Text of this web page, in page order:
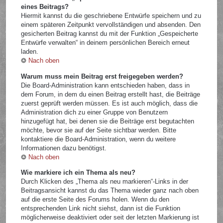
eines Beitrags?
Hiermit kannst du die geschriebene Entwürfe speichern und zu
einem späteren Zeitpunkt vervollständigen und absenden. Den
gesicherten Beitrag kannst du mit der Funktion „Gespeicherte
Entwürfe verwalten“ in deinem persönlichen Bereich erneut
laden.
Nach oben
Warum muss mein Beitrag erst freigegeben werden?
Die Board-Administration kann entschieden haben, dass in
dem Forum, in dem du einen Beitrag erstellt hast, die Beiträge
zuerst geprüft werden müssen. Es ist auch möglich, dass die
Administration dich zu einer Gruppe von Benutzern
hinzugefügt hat, bei denen sie die Beiträge erst begutachten
möchte, bevor sie auf der Seite sichtbar werden. Bitte
kontaktiere die Board-Administration, wenn du weitere
Informationen dazu benötigst.
Nach oben
Wie markiere ich ein Thema als neu?
Durch Klicken des „Thema als neu markieren“-Links in der
Beitragsansicht kannst du das Thema wieder ganz nach oben
auf die erste Seite des Forums holen. Wenn du den
entsprechenden Link nicht siehst, dann ist die Funktion
möglicherweise deaktiviert oder seit der letzten Markierung ist